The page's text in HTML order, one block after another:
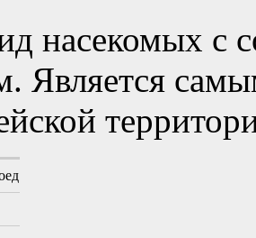
насекомых с
Является